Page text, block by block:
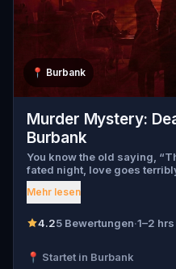
📍 Burbank
Murder Mystery:
Burbank
You know the old saying,
fated night, love goes
and Walter Bridges . Bella,
found dead during a ghost
Walter, the obsessed
suspects, and expose the
Mehr lesen
4.25 Bewertungen·1–2 hrs
📍 Startet in Burbank